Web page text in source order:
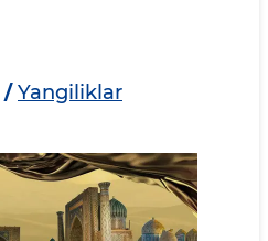
/ Yangiliklar